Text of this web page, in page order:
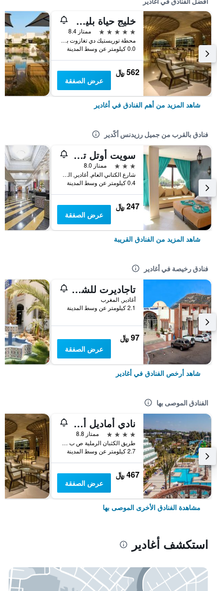
خليج حياة بليس تاغازوت
5 نجوم
ممتاز 8.4
محطة توريستيك دي تغازوت باي كم 17 طريق الصويرة, أغادير, المغرب
0.0 كيلومتر عن وسط المدينة
562 ﷼
عرض الصفقة
شاهد المزيد من أهم الفنادق في أغادير
فنادق بالقرب من جميل رزيدنس أكًدير
سويت أوتل تيليلا
3 نجوم
ممتاز 8.0
شارع الكتاني العام, أغادير, المغرب
0.4 كيلومتر عن وسط المدينة
247 ﷼
عرض الصفقة
شاهد المزيد من الفنادق القريبة
فنادق رخيصة في أغادير
تاجاديرت للشقق الفندقية
أغادير, المغرب
2.1 كيلومتر عن وسط المدينة
97 ﷼
عرض الصفقة
شاهد أرخص الفنادق في أغادير
الفنادق الموصى بها
نادي أماديل أوشن
4 نجوم
ممتاز 8.8
طريق الكثبان الرملية ص ب 320, أغادير, المغرب
2.7 كيلومتر عن وسط المدينة
467 ﷼
عرض الصفقة
مشاهدة الفنادق الأخرى الموصى بها
استكشف أغادير